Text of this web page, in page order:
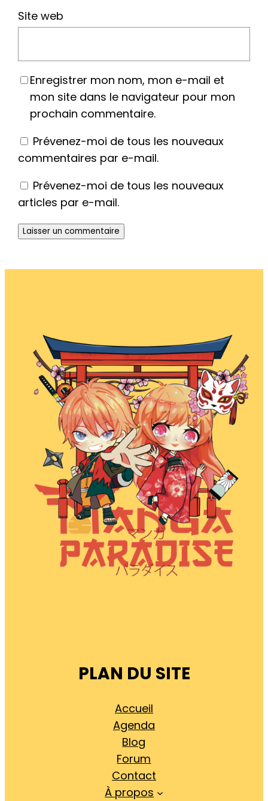
Site web
Enregistrer mon nom, mon e-mail et
mon site dans le navigateur pour mon
prochain commentaire.
Prévenez-moi de tous les nouveaux
commentaires par e-mail.
Prévenez-moi de tous les nouveaux
articles par e-mail.
PLAN DU SITE
Accueil
Agenda
Blog
Forum
Contact
À propos